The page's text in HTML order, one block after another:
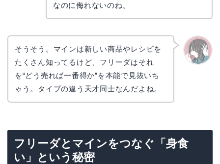
なのに侮れないのね。
そうそう。マインは新しい商品やレシピを
たくさん知ってるけど、フリーダはそれ
を“どう売れば一番得か”を本能で見抜いち
ゃう。タイプの違う天才同士なんだよね。
フリーダとマインをつなぐ「身食
い」という秘密